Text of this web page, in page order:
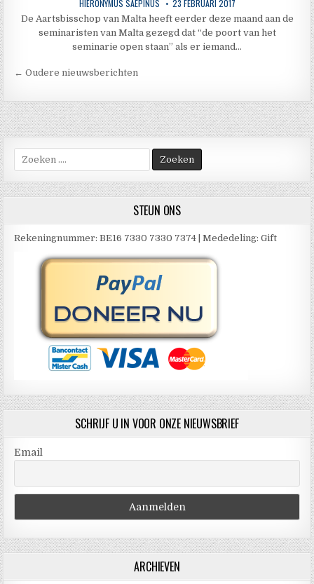
HIËRONYMUS SAEPINUS 23 FEBRUARI 2017
De Aartsbisschop van Malta heeft eerder deze maand aan de
seminaristen van Malta gezegd dat “de poort van het
seminarie open staan” als er iemand…
Berichtnavigatie
← Oudere nieuwsberichten
naar:
STEUN ONS
Rekeningnummer: BE16 7330 7330 7374 | Mededeling: Gift
SCHRIJF U IN VOOR ONZE NIEUWSBRIEF
Email
ARCHIEVEN